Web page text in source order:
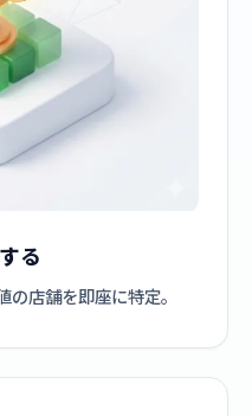
る
店舗を即座に特定。